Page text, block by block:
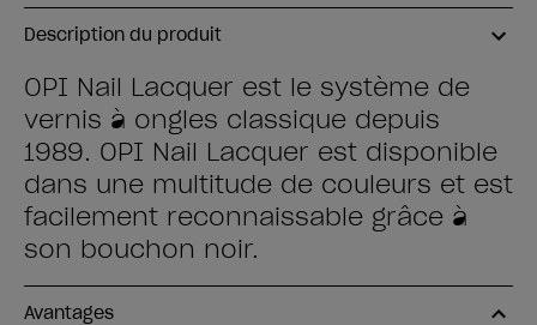
Description du produit
OPI Nail Lacquer est le système de
vernis à ongles classique depuis
1989. OPI Nail Lacquer est disponible
dans une multitude de couleurs et est
facilement reconnaissable grâce à
son bouchon noir.
Avantages